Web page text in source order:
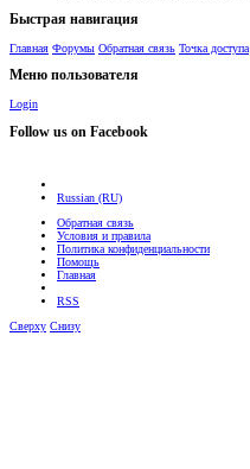
Быстрая навигация
Главная Форумы Обратная связь Точка доступа
Меню пользователя
Login
Follow us on Facebook
Russian (RU)
Обратная связь
Условия и правила
Политика конфиденциальности
Помощь
Главная
RSS
Сверху Снизу